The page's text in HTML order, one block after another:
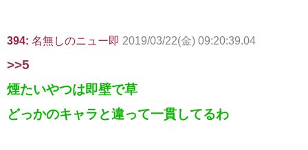
394: 名無しのニュー即 2019/03/22(金) 09:20:39.04
>>5
煙たいやつは即壁で草
どっかのキャラと違って一貫してるわ